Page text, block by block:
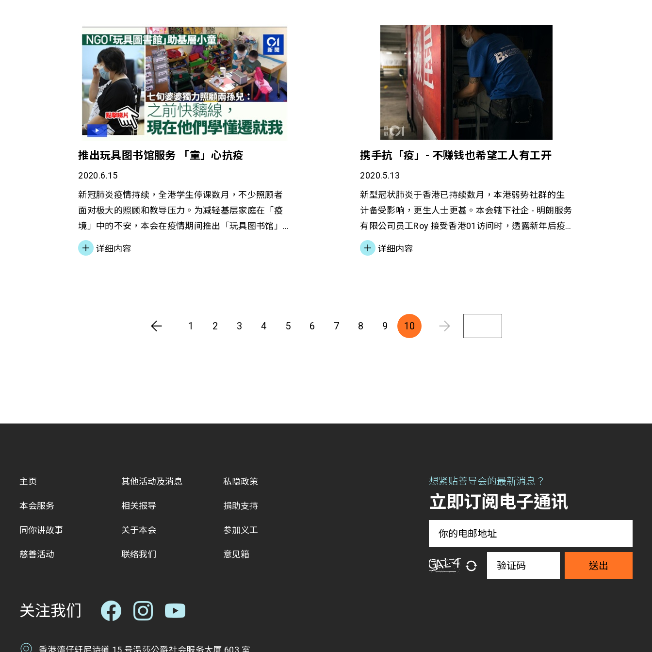
推出玩具图书馆服务 「童」心抗疫
2020.6.15
新冠肺炎疫情持续，全港学生停课数月，不少照顾者
面对极大的照顾和教导压力。为减轻基层家庭在「疫
境」中的不安，本会在疫情期间推出「玩具图书馆」
服务，免费借出益智玩具予基层家庭，让小朋友在家
「放电」，玩乐之中学习，也减轻照顾者的压力，並
详细内容
携手抗「疫」- 不赚钱也希望工人有工开
2020.5.13
新型冠状肺炎于香港已持续数月，本港弱势社群的生
计备受影响，更生人士更甚。本会辖下社企 - 明朗服务
有限公司员工Roy 接受香港01访问时，透露新年后疫
情爆发，各大展览活动相继取消，令其收入大减，惟
更生人士可选择的工作不多。作为社企，明朗公司希
详细内容
1 2 3 4 5 6 7 8 9 10
主页
本会服务
同你讲故事
慈善活动
其他活动及消息
相关报导
关于本会
联络我们
私隐政策
捐助支持
参加义工
意见箱
想紧贴善导会的最新消息？
立即订阅电子通讯
送出
关注我们
香港湾仔轩尼诗道 15 号温莎公爵社会服务大厦 603 室